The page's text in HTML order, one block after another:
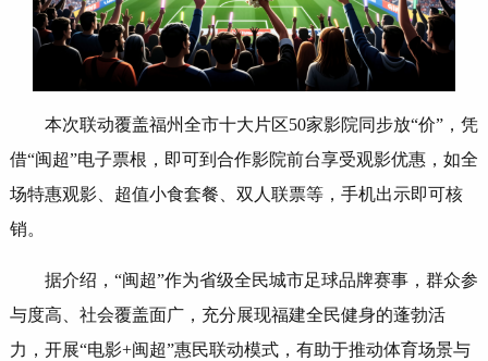
本次联动覆盖福州全市十大片区50家影院同步放“价”，凭
借“闽超”电子票根，即可到合作影院前台享受观影优惠，如全
场特惠观影、超值小食套餐、双人联票等，手机出示即可核
销。
据介绍，“闽超”作为省级全民城市足球品牌赛事，群众参
与度高、社会覆盖面广，充分展现福建全民健身的蓬勃活
力，开展“电影+闽超”惠民联动模式，有助于推动体育场景与